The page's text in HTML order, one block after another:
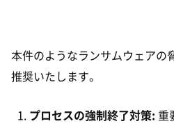
本件のようなランサムウェアの
推奨いたします。
プロセスの強制終了対策: 重